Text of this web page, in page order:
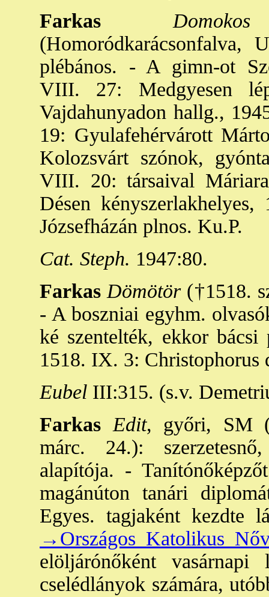
Farkas Domokos
plébános. - A gimn-ot
VIII. 27: Medgyesen
Vajdahunyadon hallg.,
19: Gyulafehérvárott
Kolozsvárt szónok,
VIII. 20: társaival
Désen
Józsefházán plnos. Ku.P.
Cat. Steph. 1947:80.
Farkas Dömötör(†1518.
- A boszniai egyhm.
ké szentelték, ekkor
1518. IX. 3: Christophorus
Eubel III:315. (s.v.
Farkas Edit, győri, SM
márc. 24.):
alapítója. -
magánúton tanári
Egyes. tagjaként kezdte
→Országos Katolikus
elöljárónőként
cselédlányok számára,